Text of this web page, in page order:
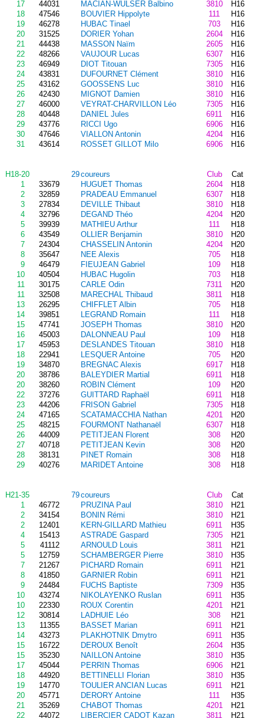
17 44031 MACIAN-WULSER Balbino 3810
H16
18
47546 BOUVIER Hippolyte 111
H16
19
46278 HUBAC Tinael 703
H16
20
31525 DORIER Yohan 2604
H16
21
44438 MASSON Naïm 2605
H16
22
48266 VAUJOUR Lucas 6307
H16
23
46949 DIOT Titouan 7305
H16
24
43831 DUFOURNET Clément 3810
H16
25
43162 GOOSSENS Luc 3810
H16
26
42430 MIGNOT Damien 3810
H16
27
46000 VEYRAT-CHARVILLON Léo 7305
H16
28
40448 DANIEL Jules 6911
H16
29
43776 RICCI Ugo 6906
H16
30
47646 VIALLON Antonin 4204
H16
31
43614 ROSSET GILLOT Milo 6906 H16
H18-20 29coureurs Club
Cat
1
33679 HUGUET Thomas 2604
H18
2
32859 PRADEAU Emmanuel 6307
H18
3
27834 DEVILLE Thibaut 3810
H18
4
32796 DEGAND Théo 4204
H20
5
39939 MATHIEU Arthur 111
H18
6
43549 OLLIER Benjamin 3810
H20
7
24304 CHASSELIN Antonin 4204
H20
8
35647 NEE Alexis 705
H18
9
46479 FIEUJEAN Gabriel 109
H18
10
40504 HUBAC Hugolin 703
H18
11
30175 CARLE Odin 7311
H20
11
32508 MARECHAL Thibaud 3811
H18
13
26295 CHIFFLET Albin 705
H18
14
39851 LEGRAND Romain 111
H18
15
47741 JOSEPH Thomas 3810
H20
16
45003 DALONNEAU Paul 109
H18
17
45953 DESLANDES Titouan 3810
H18
18
22941 LESQUER Antoine 705
H20
19
34870 BREGNAC Alexis 6917
H18
20
38786 BALEYDIER Martial 6911
H18
20
38260 ROBIN Clément 109
H20
22
37276 GUITTARD Raphaël 6911
H18
23
44206 FRISON Gabriel 7305
H18
24
47165 SCATAMACCHIA Nathan 4201
H20
25
48215 FOURMONT Nathanaël 6307
H18
26
44009 PETITJEAN Florent 308
H20
27
40718 PETITJEAN Kevin 308
H20
28
38131 PINET Romain 308
H18
29
40276 MARIDET Antoine 308 H18
H21-35 79coureurs Club
Cat
1
46772 PRUZINA Paul 3810
H21
2
34154 BONIN Rémi 3810
H21
2
12401 KERN-GILLARD Mathieu 6911
H35
4
15413 ASTRADE Gaspard 7305
H21
5
41112 ARNOULD Louis 3811
H21
5
12759 SCHAMBERGER Pierre 3810
H35
7
21267 PICHARD Romain 6911
H21
8
41850 GARNIER Robin 6911
H21
9
24484 FUCHS Baptiste 7309
H35
10
43274 NIKOLAYENKO Ruslan 6911
H35
10
22330 ROUX Corentin 4201
H21
12
30814 LADHUIE Léo 308
H21
13
11355 BASSET Marian 6911
H21
14
43273 PLAKHOTNIK Dmytro 6911
H35
15
16722 DEROUX Benoît 2604
H35
15
35230 NAILLON Antoine 3810
H35
17
45044 PERRIN Thomas 6906
H21
18
44920 BETTINELLI Florian 3810
H35
19
14770 TOULIER ANCIAN Lucas 6911
H21
20
45771 DERORY Antoine 111
H35
21
35269 CHABOT Thomas 4201
H21
22
44072 LIBERCIER CADOT Kazan 3811
H21